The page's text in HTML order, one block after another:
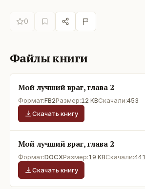
0
Файлы книги
Мой лучший враг, глава 2
Формат:FB2Размер:12 KBСкачали:453
Скачать книгу
Мой лучший враг, глава 2
Формат:DOCXРазмер:19 KBСкачали:441
Скачать книгу